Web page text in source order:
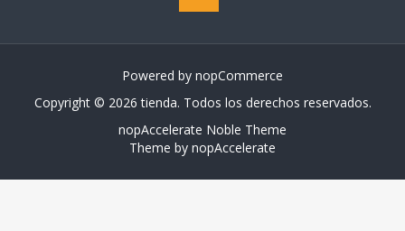
Powered by nopCommerce
Copyright © 2026 tienda. Todos los derechos reservados.
nopAccelerate Noble Theme
Theme by nopAccelerate